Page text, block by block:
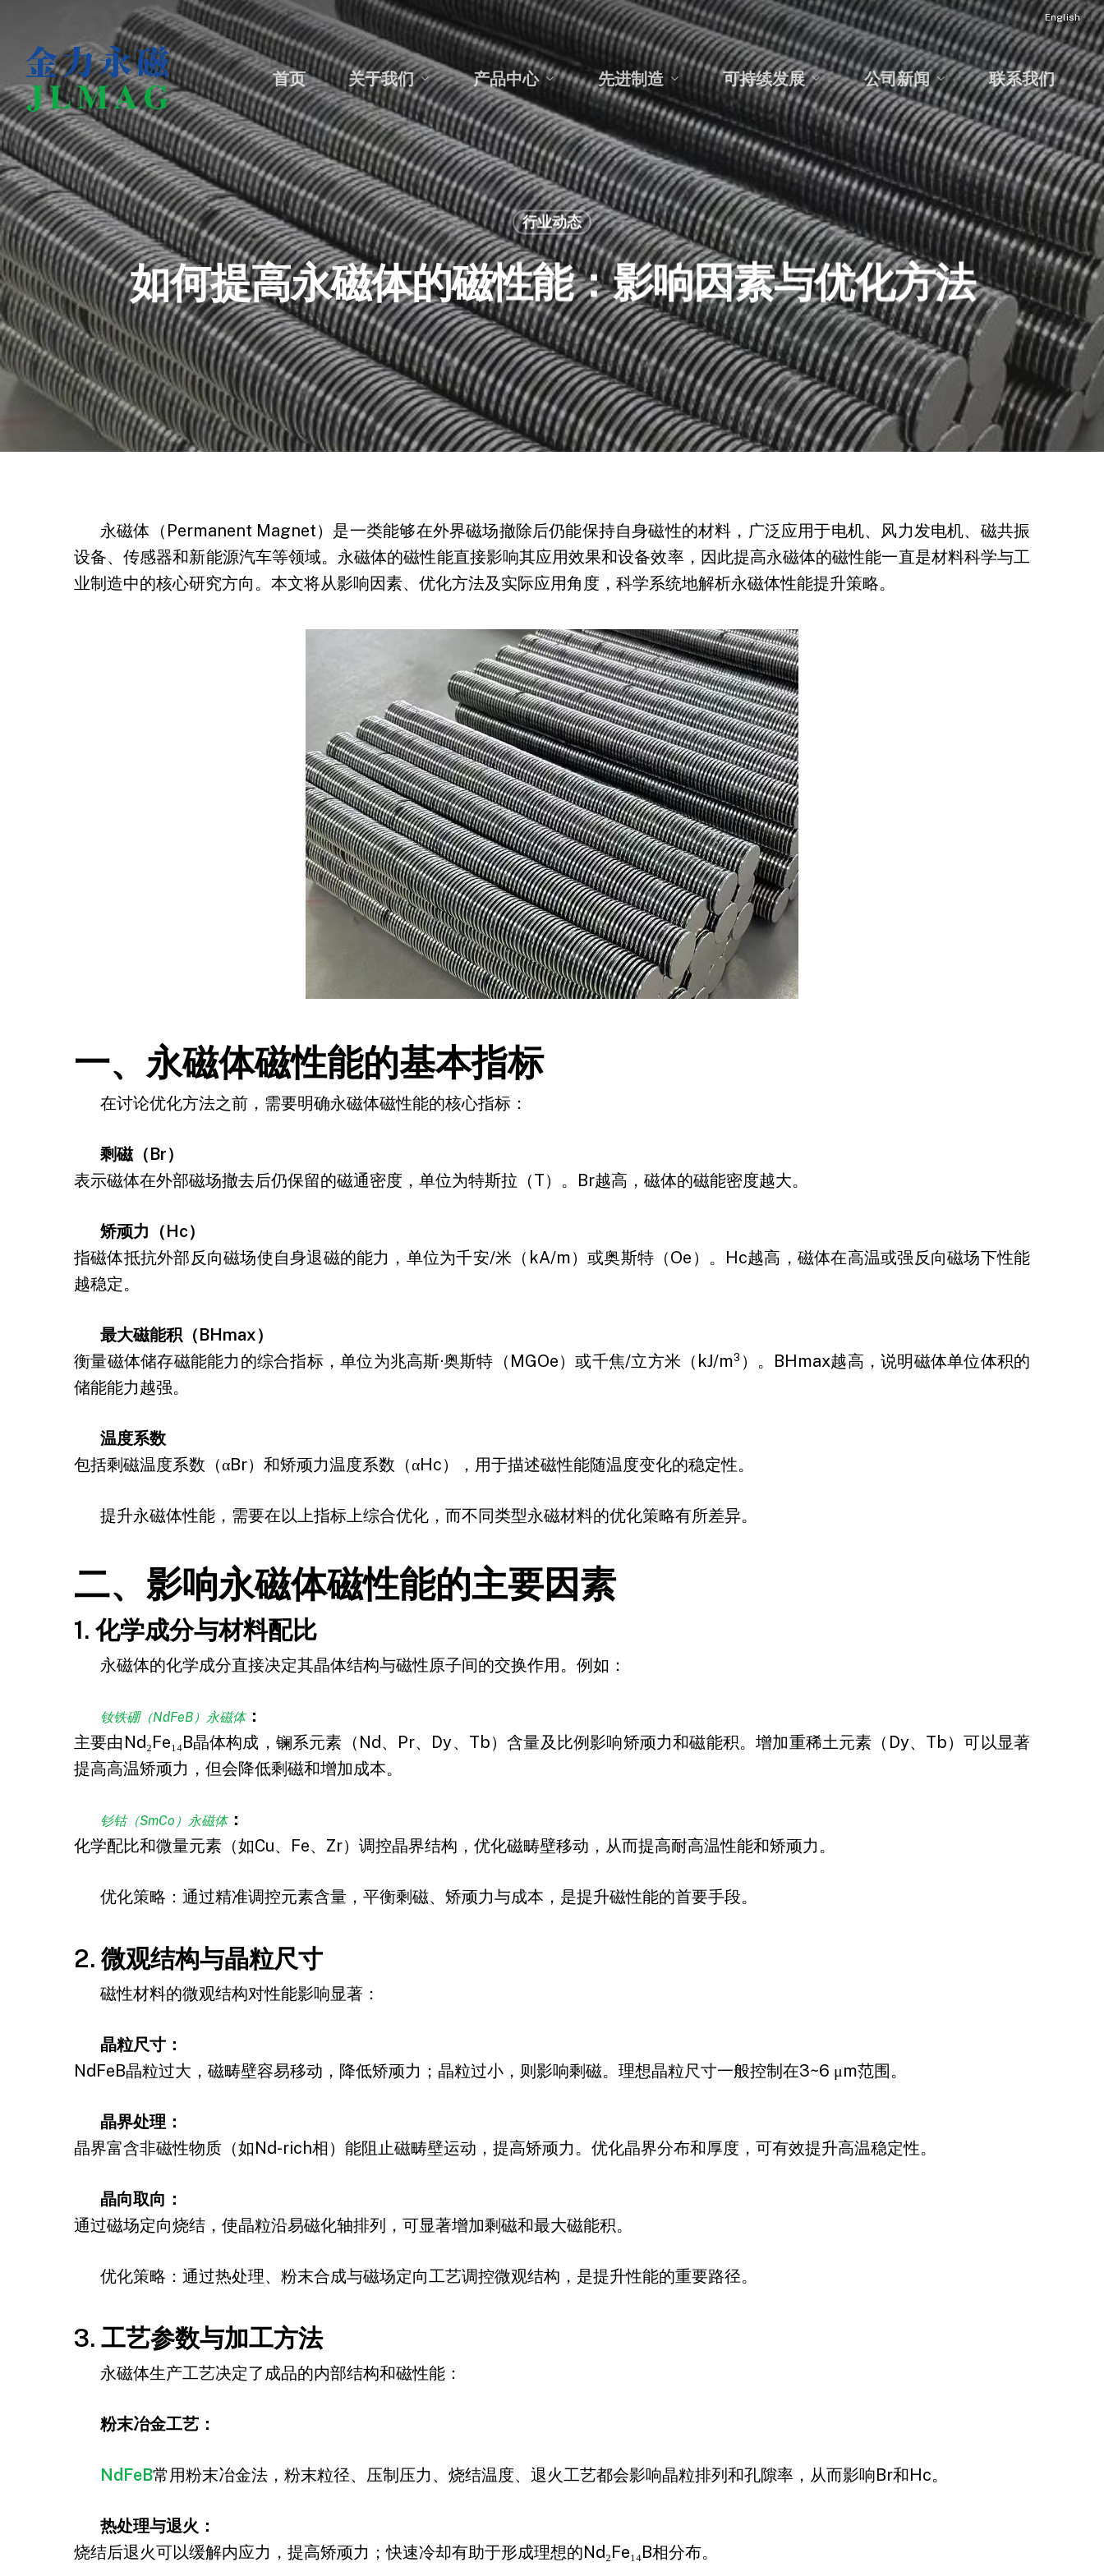
English
首页 关于我们 产品中心 先进制造 可持续发展 公司新闻 联系我们
行业动态
如何提高永磁体的磁性能：影响因素与优化方法
永磁体（Permanent Magnet）是一类能够在外界磁场撤除后仍能保持自身磁性的材料，广泛应用于电机、风力发电机、磁共振
设备、传感器和新能源汽车等领域。永磁体的磁性能直接影响其应用效果和设备效率，因此提高永磁体的磁性能一直是材料科学与工
业制造中的核心研究方向。本文将从影响因素、优化方法及实际应用角度，科学系统地解析永磁体性能提升策略。
一、永磁体磁性能的基本指标
在讨论优化方法之前，需要明确永磁体磁性能的核心指标：
剩磁（Br）
表示磁体在外部磁场撤去后仍保留的磁通密度，单位为特斯拉（T）。Br越高，磁体的磁能密度越大。
矫顽力（Hc）
指磁体抵抗外部反向磁场使自身退磁的能力，单位为千安/米（kA/m）或奥斯特（Oe）。Hc越高，磁体在高温或强反向磁场下性能
越稳定。
最大磁能积（BHmax）
衡量磁体储存磁能能力的综合指标，单位为兆高斯·奥斯特（MGOe）或千焦/立方米（kJ/m³）。BHmax越高，说明磁体单位体积的
储能能力越强。
温度系数
包括剩磁温度系数（αBr）和矫顽力温度系数（αHc），用于描述磁性能随温度变化的稳定性。
提升永磁体性能，需要在以上指标上综合优化，而不同类型永磁材料的优化策略有所差异。
二、影响永磁体磁性能的主要因素
1. 化学成分与材料配比
永磁体的化学成分直接决定其晶体结构与磁性原子间的交换作用。例如：
钕铁硼（NdFeB）永磁体：
主要由Nd₂Fe₁₄B晶体构成，镧系元素（Nd、Pr、Dy、Tb）含量及比例影响矫顽力和磁能积。增加重稀土元素（Dy、Tb）可以显著
提高高温矫顽力，但会降低剩磁和增加成本。
钐钴（SmCo）永磁体：
化学配比和微量元素（如Cu、Fe、Zr）调控晶界结构，优化磁畴壁移动，从而提高耐高温性能和矫顽力。
优化策略：通过精准调控元素含量，平衡剩磁、矫顽力与成本，是提升磁性能的首要手段。
2. 微观结构与晶粒尺寸
磁性材料的微观结构对性能影响显著：
晶粒尺寸：
NdFeB晶粒过大，磁畴壁容易移动，降低矫顽力；晶粒过小，则影响剩磁。理想晶粒尺寸一般控制在3~6 μm范围。
晶界处理：
晶界富含非磁性物质（如Nd-rich相）能阻止磁畴壁运动，提高矫顽力。优化晶界分布和厚度，可有效提升高温稳定性。
晶向取向：
通过磁场定向烧结，使晶粒沿易磁化轴排列，可显著增加剩磁和最大磁能积。
优化策略：通过热处理、粉末合成与磁场定向工艺调控微观结构，是提升性能的重要路径。
3. 工艺参数与加工方法
永磁体生产工艺决定了成品的内部结构和磁性能：
粉末冶金工艺：
NdFeB常用粉末冶金法，粉末粒径、压制压力、烧结温度、退火工艺都会影响晶粒排列和孔隙率，从而影响Br和Hc。
热处理与退火：
烧结后退火可以缓解内应力，提高矫顽力；快速冷却有助于形成理想的Nd₂Fe₁₄B相分布。